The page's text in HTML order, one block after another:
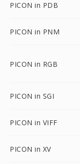
PICON in PDB
PICON in PNM
PICON in RGB
PICON in SGI
PICON in VIFF
PICON in XV